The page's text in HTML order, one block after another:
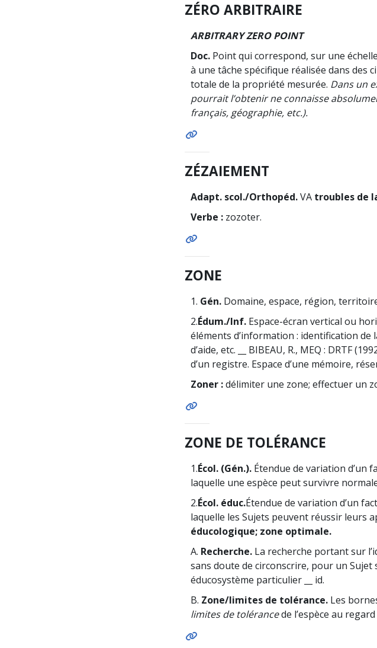
ZÉRO ARBITRAIRE
ARBITRARY ZERO POINT
Doc. Point qui correspond, sur une
à une tâche spécifique réalisée dans des
totale de la propriété mesurée. Dans un
pourrait l’obtenir ne connaisse
français, géographie, etc.).
ZÉZAIEMENT
Adapt. scol./Orthopéd.VA troubles de
Verbe : zozoter.
ZONE
1. Gén. Domaine, espace, région,
2.Édum./Inf. Espace-écran vertical ou
éléments d’information : identification de
d’aide, etc. __ BIBEAU, R., MEQ : DRTF
d’un registre. Espace d’une mémoire,
Zoner :délimiter une zone; effectuer un
ZONE DE TOLÉRANCE
1.Écol. (Gén.). Étendue de variation d’un
laquelle une espèce peut survivre
2.Écol. éduc.Étendue de variation d’un
laquelle les Sujets peuvent réussir leurs
éducologique; zone optimale.
A. Recherche. La recherche portant sur
sans doute de circonscrire, pour un Sujet
éducosystème particulier __ id.
B. Zone/limites de tolérance. Les
limites de tolérancede l’espèce au